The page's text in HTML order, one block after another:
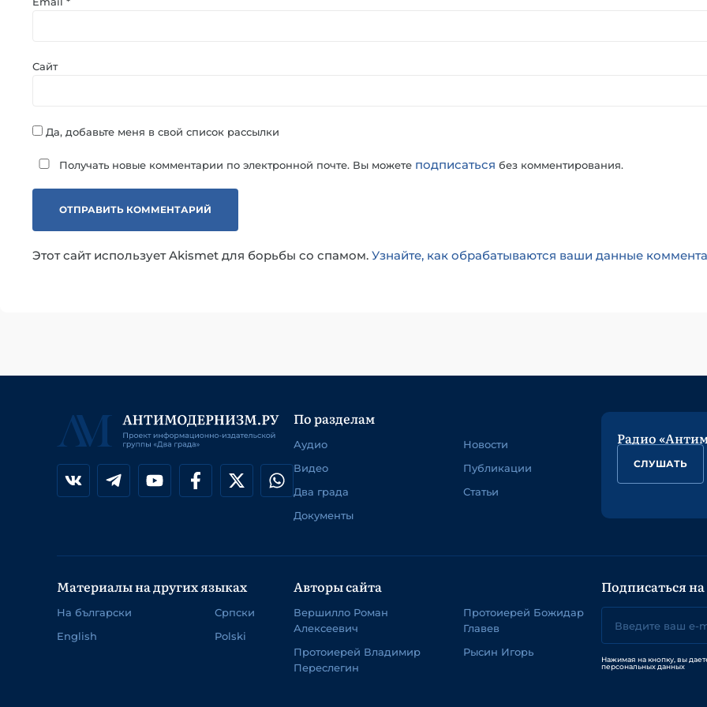
Сайт
Да, добавьте меня в свой список рассылки
Получать новые комментарии по электронной почте. Вы можете подписаться без комментирования.
Этот сайт использует Akismet для борьбы со спамом. Узнайте, как обрабатываются ваши данные
По разделам
Аудио
Видео
Два града
Документы
Новости
Публикации
Статьи
Радио
СЛУШАТЬ
Материалы на других языках
На български
English
Српски
Polski
Авторы сайта
Вершилло Роман
Алексеевич
Протоиерей Владимир
Переслегин
Протоиерей Божидар
Главев
Рысин Игорь
Подписаться
Нажимая на кнопку, вы
персональных данных